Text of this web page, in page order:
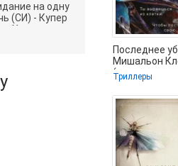
Последнее
Мишальон
(читать книгу
бесплатно
Триллеры
на одну
(СИ) - Купер
Хелен